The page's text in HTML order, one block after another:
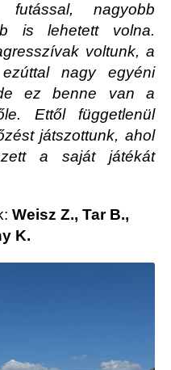
nagyobb
is lehetett volna.
voltunk, a
nagy egyéni
ez benne van a
Ettől függetlenül
játszottunk, ahol
a saját játékát
Weisz Z., Tar B.,
K.